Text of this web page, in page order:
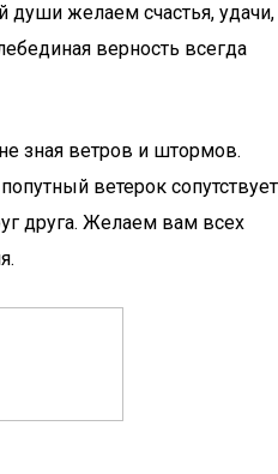
желаем счастья, удачи,
верность всегда
зная ветров и штормов.
ветерок сопутствует
друга. Желаем вам всех